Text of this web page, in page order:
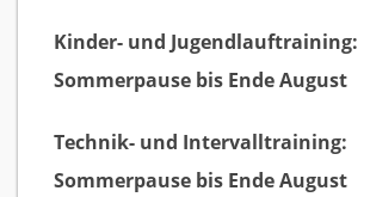
Kinder- und Jugendlauftraining:
Sommerpause bis Ende August
Technik- und Intervalltraining:
Sommerpause bis Ende August